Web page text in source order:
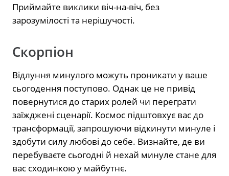
Приймайте виклики віч-на-віч, без
зарозумілості та нерішучості.
Скорпіон
Відлуння минулого можуть проникати у ваше
сьогодення поступово. Однак це не привід
повернутися до старих ролей чи переграти
заїжджені сценарії. Космос підштовхує вас до
трансформації, запрошуючи відкинути минуле і
здобути силу любові до себе. Визнайте, де ви
перебуваєте сьогодні й нехай минуле стане для
вас сходинкою у майбутнє.